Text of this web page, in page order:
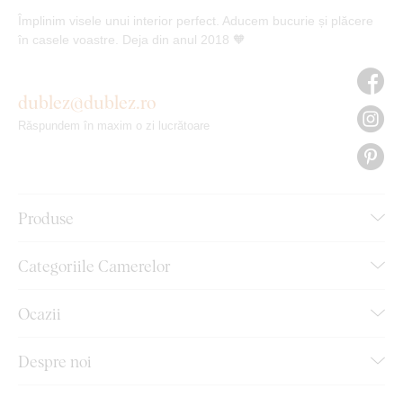
Împlinim visele unui interior perfect. Aducem bucurie și plăcere
în casele voastre. Deja din anul 2018 🧡
Produse
Categoriile Camerelor
Ocazii
Despre noi
dublez@dublez.ro
Răspundem în maxim o zi lucrătoare